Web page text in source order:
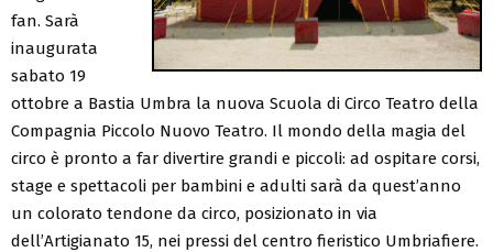
fan. Sarà
inaugurata
sabato 19
ottobre a Bastia Umbra la nuova Scuola di Circo Teatro della
Compagnia Piccolo Nuovo Teatro. Il mondo della magia del
circo è pronto a far divertire grandi e piccoli: ad ospitare corsi,
stage e spettacoli per bambini e adulti sarà da quest’anno
un colorato tendone da circo, posizionato in via
dell’Artigianato 15, nei pressi del centro fieristico Umbriafiere.